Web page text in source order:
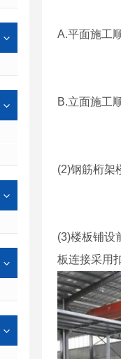
A.平面施工
B.立面施工
(2)钢筋桁架
(3)楼板铺设
板连接采用